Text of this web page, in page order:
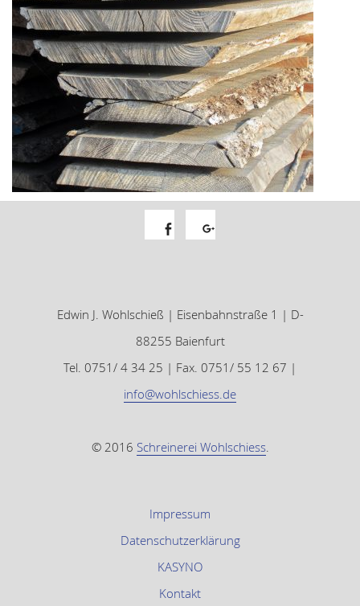
Edwin J. Wohlschieß | Eisenbahnstraße 1 | D-
88255 Baienfurt
Tel. 0751/ 4 34 25 | Fax. 0751/ 55 12 67 |
info@wohlschiess.de
© 2016 Schreinerei Wohlschiess.
Impressum
Datenschutzerklärung
KASYNO
Kontakt